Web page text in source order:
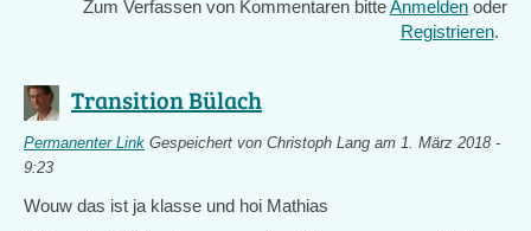
Zum Verfassen von Kommentaren bitteAnmelden oder
Registrieren.
Transition Bülach
Permanenter Link Gespeichert von Christoph Lang am 1. März 2018 -
9:23
Wouw das ist ja klasse und hoi Mathias